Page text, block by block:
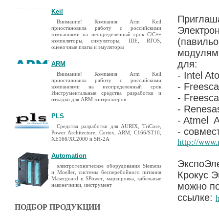
Keil
Внимание! Компания Arm Keil
приостановила работу с российскими
компаниями на неопределенный срок C/C++
компиляторы, симуляторы, IDE, RTOS,
оценочные платы и эмуляторы
ARM
Внимание! Компания Arm Keil
приостановила работу с российскими
компаниями на неопределенный срок
Инструментальные средства разработки и
отладки для ARM контроллеров
PLS
Средства разработки для AURIX, TriCore,
Power Architecture, Cortex, ARM, C166/ST10,
XE166/XC2000 и SH-2A
Automation
электротехническое оборудования Siemens
и Moeller, системы бесперебойного питания
Maserguard и SPower, маркировка, кабельные
наконечники, инструмент
ПОДБОР ПРОДУКЦИИ
для:
- Intel
-
-
-
- Atmel
-
http://
Крокус
можно
ссылке: